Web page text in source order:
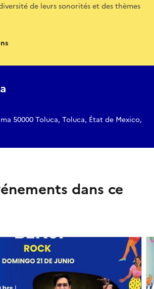
de leurs sonorités et des thèmes
50000 Toluca, Toluca, État de Mexico,
dans ce